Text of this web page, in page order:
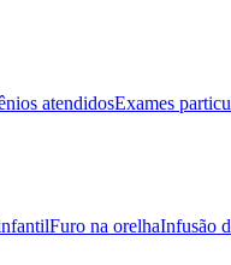
atendidosExames
Furo na orelhaInfusão